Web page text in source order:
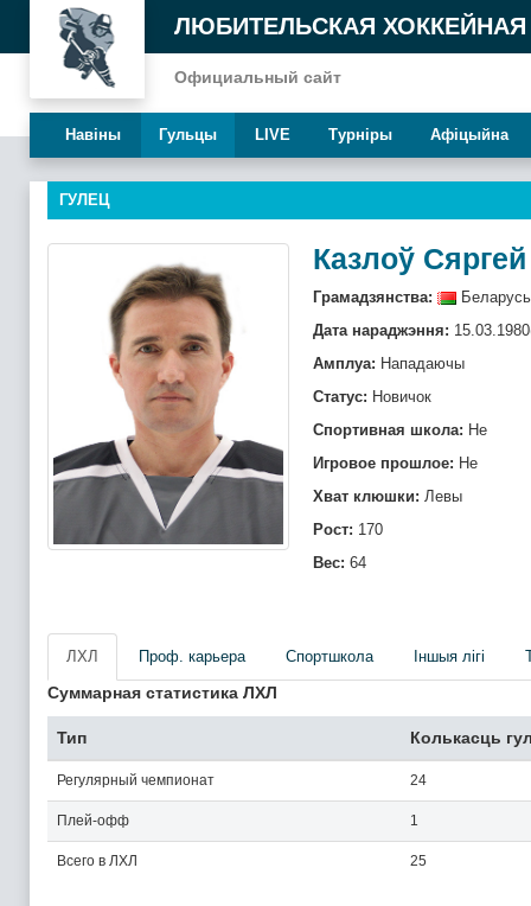
ЛЮБИТЕЛЬСКАЯ ХОККЕЙНАЯ
Официальный сайт
Навiны Гульцы LIVE Турнiры Афiцыйна
ГУЛЕЦ
Казлоў Сяргей
Грамадзянства:
Беларусь
Дата нараджэння:
Амплуа: Нападаючы
Статус: Новичок
Спортивная школа: Не
Игровое прошлое: Не
Хват клюшки: Левы
Рост: 170
Вес: 64
ЛХЛ Проф. карьера Спортшкола Iншыя лігі
Суммарная статистика ЛХЛ
Тип Колькасць
Регулярный чемпионат 24
Плей-офф 1
Всего в ЛХЛ 25